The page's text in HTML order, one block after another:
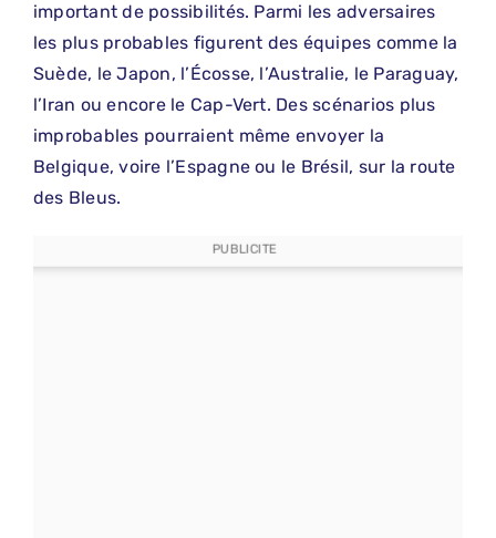
important de possibilités. Parmi les adversaires
les plus probables figurent des équipes comme la
Suède, le Japon, l’Écosse, l’Australie, le Paraguay,
l’Iran ou encore le Cap-Vert. Des scénarios plus
improbables pourraient même envoyer la
Belgique, voire l’Espagne ou le Brésil, sur la route
des Bleus.
PUBLICITE